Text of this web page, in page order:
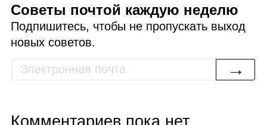
Советы почтой каждую неделю
Подпишитесь, чтобы не пропускать выход
новых советов.
→